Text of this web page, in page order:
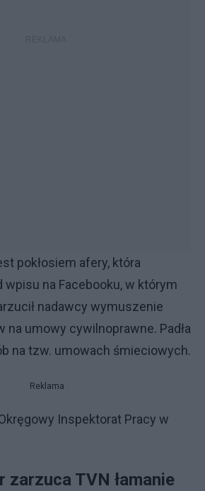
pokłosiem afery, która
wpisu na Facebooku, w którym
nadawcy wymuszenie
na umowy cywilnoprawne. Padła
na tzw. umowach śmieciowych.
Reklama
Inspektorat Pracy w
zarzuca TVN łamanie